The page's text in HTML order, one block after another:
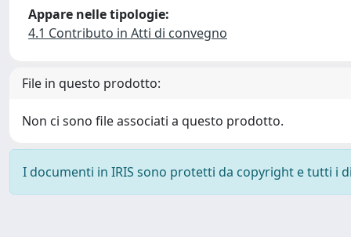
Appare nelle tipologie:
4.1 Contributo in Atti di convegno
File in questo prodotto:
Non ci sono file associati a questo prodotto.
I documenti in IRIS sono protetti da copyright e tutti i